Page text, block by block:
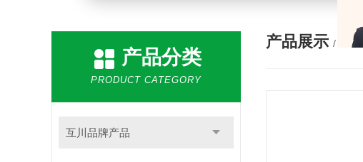
产品分类
PRODUCT CATEGORY
互川品牌产品
产品展示 /